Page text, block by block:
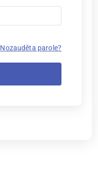
Nozaudēta parole?